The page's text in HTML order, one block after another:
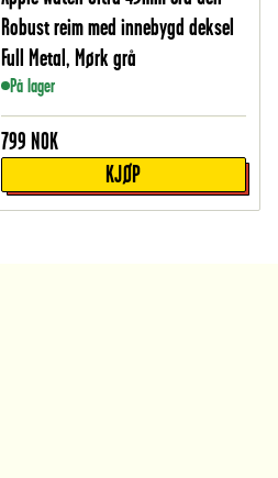
Robust reim med innebygd deksel
Full Metal, Mørk grå
På lager
799 NOK
KJØP